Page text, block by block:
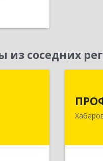
соседних
город
Южно-
№ 4
г,